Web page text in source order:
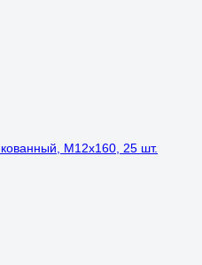
М12x160, 25 шт.